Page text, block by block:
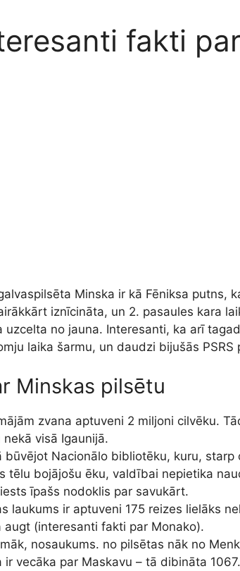
fakti
Minska ir kā Fēniksa putns,
iznīcināta, un 2. pasaules kara
uzcelta no jauna. Interesanti, ka arī
laika šarmu, un daudzi bijušās
Minskas pilsētu
zvana aptuveni 2 miljoni cilvēku.
nekā visā Igaunijā.
būvējot Nacionālo bibliotēku, kuru,
tēlu bojājošu ēku, valdībai nepietika
īpašs nodoklis par savukārt.
laukums ir aptuveni 175 reizes lielāks
augt (interesanti fakti par Monako).
nosaukums. no pilsētas nāk no
ir vecāka par Maskavu – tā dibināta